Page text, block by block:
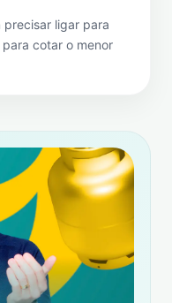
ligar para
cotar o menor